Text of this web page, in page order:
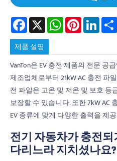
Facebook
X WhatsAppPinterest
제품 설명
VanTon은 EV 충전 제품의 전문 공
제조업체로부터 21kW AC 충전 파
전 파일은 고온 및 저온 및 보호 등
보장할 수 있습니다. 또한 7kW AC
EV 종류에 맞게 다양한 출력을 제
전기 자동차가 충전
다리느라 지치셨나요?